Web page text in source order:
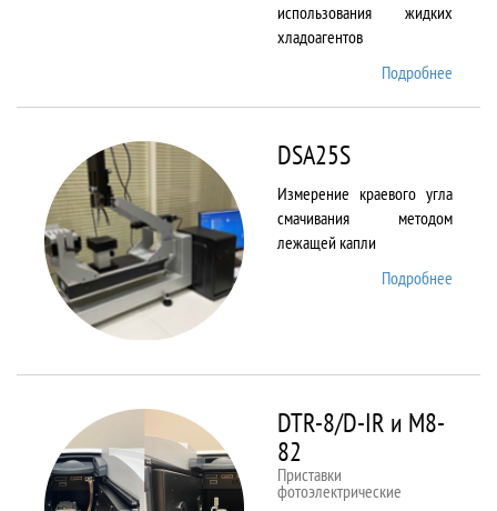
использования жидких
хладоагентов
Подробнее
DSA25S
Измерение краевого угла
смачивания методом
лежащей капли
Подробнее
DTR-8/D-IR и М8-
82
Приставки
фотоэлектрические